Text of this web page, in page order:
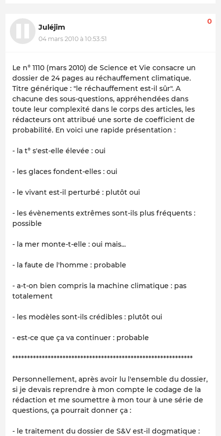
Juléjim
04 mars 2010 à 10:53:51
0
Le n° 1110 (mars 2010) de Science et Vie consacre un
dossier de 24 pages au réchauffement climatique.
Titre générique : "le réchauffement est-il sûr". A
chacune des sous-questions, appréhendées dans
toute leur complexité dans le corps des articles, les
rédacteurs ont attribué une sorte de coefficient de
probabilité. En voici une rapide présentation :
- la t° s'est-elle élevée : oui
- les glaces fondent-elles : oui
- le vivant est-il perturbé : plutôt oui
- les évènements extrêmes sont-ils plus fréquents :
possible
- la mer monte-t-elle : oui mais...
- la faute de l'homme : probable
- a-t-on bien compris la machine climatique : pas
totalement
- les modèles sont-ils crédibles : plutôt oui
- est-ce que ça va continuer : probable
*************************************************************
Personnellement, après avoir lu l'ensemble du dossier,
si je devais reprendre à mon compte le codage de la
rédaction et me soumettre à mon tour à une série de
questions, ça pourrait donner ça :
- le traitement du dossier de S&V est-il dogmatique :